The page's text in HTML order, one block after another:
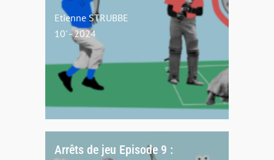
Etienne STRUBBE
10' - 2024
Arrêts de jeu Episode 9 :